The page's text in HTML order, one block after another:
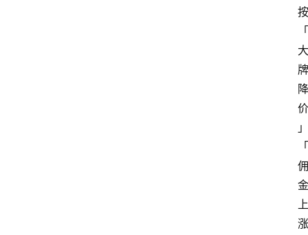
按
「
大
牌
降
价
」
「
佣
金
上
涨